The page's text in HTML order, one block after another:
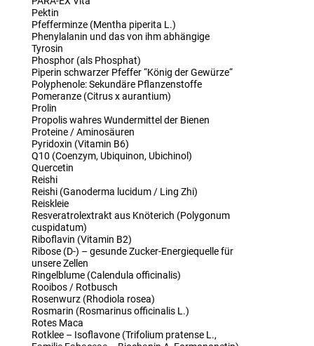
Pektin
Pfefferminze (Mentha piperita L.)
Phenylalanin und das von ihm abhängige
Tyrosin
Phosphor (als Phosphat)
Piperin schwarzer Pfeffer “König der Gewürze“
Polyphenole: Sekundäre Pflanzenstoffe
Pomeranze (Citrus x aurantium)
Prolin
Propolis wahres Wundermittel der Bienen
Proteine / Aminosäuren
Pyridoxin (Vitamin B6)
Q10 (Coenzym, Ubiquinon, Ubichinol)
Quercetin
Reishi
Reishi (Ganoderma lucidum / Ling Zhi)
Reiskleie
Resveratrolextrakt aus Knöterich (Polygonum
cuspidatum)
Riboflavin (Vitamin B2)
Ribose (D-) – gesunde Zucker-Energiequelle für
unsere Zellen
Ringelblume (Calendula officinalis)
Rooibos / Rotbusch
Rosenwurz (Rhodiola rosea)
Rosmarin (Rosmarinus officinalis L.)
Rotes Maca
Rotklee – Isoflavone (Trifolium pratense L.,